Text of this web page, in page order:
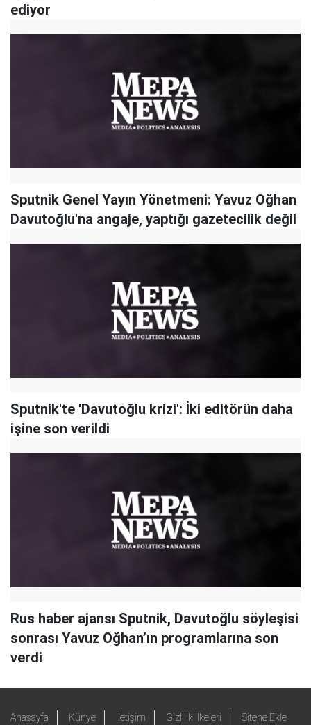
ediyor
Sputnik Genel Yayın Yönetmeni: Yavuz Oğhan
Davutoğlu'na angaje, yaptığı gazetecilik değil
Sputnik'te 'Davutoğlu krizi': İki editörün daha
işine son verildi
Rus haber ajansı Sputnik, Davutoğlu söyleşisi
sonrası Yavuz Oğhan’ın programlarına son
verdi
Anasayfa Künye İletişim Gizlilik İlkeleri Sitene Ekle